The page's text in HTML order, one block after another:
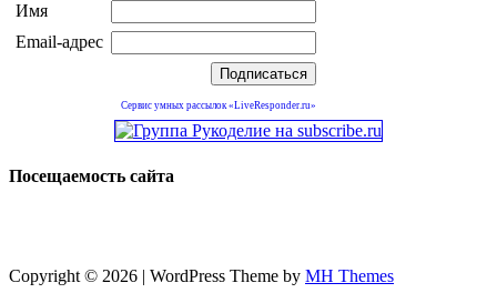
Имя
Email-адрес
Сервис умных рассылок «LiveResponder.ru»
Посещаемость сайта
Copyright © 2026 | WordPress Theme by MH Themes